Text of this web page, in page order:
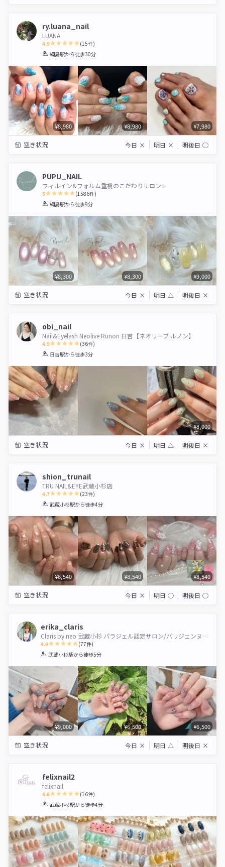
ry.luana_nail
LUANA
4.9
1 2 3 4 5
(15件)
綱島駅から徒歩30分
¥8,980 ¥8,980 ¥7,980
空き状況 今日 × 明日 × 明後日 ◯
PUPU_NAIL
フィルイン&フォルム重視のこだわりサロン✨
5
1 2 3 4 5
(1586件)
綱島駅から徒歩9分
¥8,300 ¥8,300 ¥9,000
空き状況 今日 × 明日 △ 明後日 ×
obi_nail
Nail&Eyelash Neolive Runon 日吉【ネオリーブ ルノン】
4.9
1 2 3 4 5
(36件)
日吉駅から徒歩3分
¥8,000
空き状況 今日 × 明日 △ 明後日 ×
shion_trunail
TRU NAIL&EYE武蔵小杉店
4.7
1 2 3 4 5
(23件)
武蔵小杉駅から徒歩4分
¥6,540 ¥8,540 ¥8,540
空き状況 今日 × 明日 ◯ 明後日 ◯
erika_claris
Claris by neo 武蔵小杉 パラジェル認定サロン/パリジェンヌ＆healthy導入サロン
4.9
1 2 3 4 5
(77件)
武蔵小杉駅から徒歩5分
¥9,000 ¥6,500 ¥6,500
空き状況 今日 × 明日 △ 明後日 ×
felixnail2
felixnail
4.6
1 2 3 4 5
(16件)
武蔵小杉駅から徒歩4分